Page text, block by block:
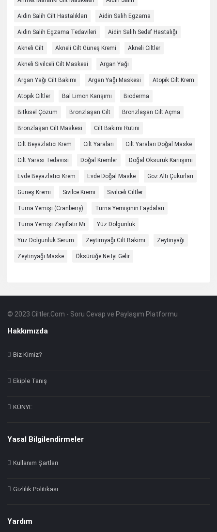
Aidin Salih Cilt Hastalıkları Aidin Salih Egzama
Aidin Salih Egzama Tedavileri Aidin Salih Sedef Hastalığı
Akneli Cilt Akneli Cilt Güneş Kremi Akneli Ciltler
Akneli Sivilceli Cilt Maskesi Argan Yağı
Argan Yağı Cilt Bakımı Argan Yağı Maskesi Atopik Cilt Krem
Atopik Ciltler Bal Limon Karışımı Bioderma
Bitkisel Çözüm Bronzlaşan Cilt Bronzlaşan Cilt Açma
Bronzlaşan Cilt Maskesi Cilt Bakımı Rutini
Cilt Beyazlatıcı Krem Cilt Yaraları Cilt Yaraları Doğal Maske
Cilt Yarası Tedavisi Doğal Kremler Doğal Öksürük Karıışımı
Evde Beyazlatıcı Krem Evde Doğal Maske Göz Altı Çukurları
Güneş Kremi Sivilce Kremi Sivilceli Ciltler
Turna Yemişi (cranberry) Turna Yemişinin Faydaları
Turna Yemişi Zayıflatır Mı Yüz Dolgunluk
Yüz Dolgunluk Serum Zeytimyağı Cilt Bakımı Zeytinyağı
Zeytinyağı Maske Öksürüğe Ne Iyi Gelir
Footer
Hakkında
© 2023 Ciltler.Com - Soru Cevap ve Paylaşım Platformu
Hakkımızda
Biz Kimiz?
Ekiple Tanış
KÜNYE
Yasal Bilgilendirmeler
Kullanım Şartları
Gizlilik Politikası
Yardım